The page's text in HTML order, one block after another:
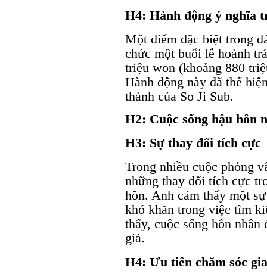
H4: Hành động ý nghĩa
Một điểm đặc biệt trong
chức một buổi lễ hoành
triệu won (khoảng 880
Hành động này đã thể
thành của So Ji Sub.
H2: Cuộc sống hậu hôn
H3: Sự thay đổi tích cực
Trong nhiều cuộc phỏng
những thay đổi tích cực
hôn. Anh cảm thấy một
khó khăn trong việc tìm
thấy, cuộc sống hôn
giá.
H4: Ưu tiên chăm sóc